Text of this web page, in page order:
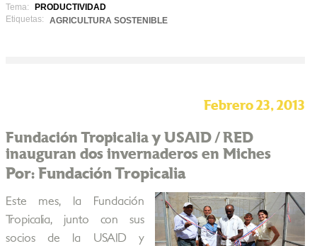
Tema:
PRODUCTIVIDAD
Etiquetas:
AGRICULTURA SOSTENIBLE
Febrero 23, 2013
Fundación Tropicalia y USAID / RED
inauguran dos invernaderos en Miches
Por: Fundación Tropicalia
Este mes, la Fundación
Tropicalia, junto con sus
socios de la USAID y